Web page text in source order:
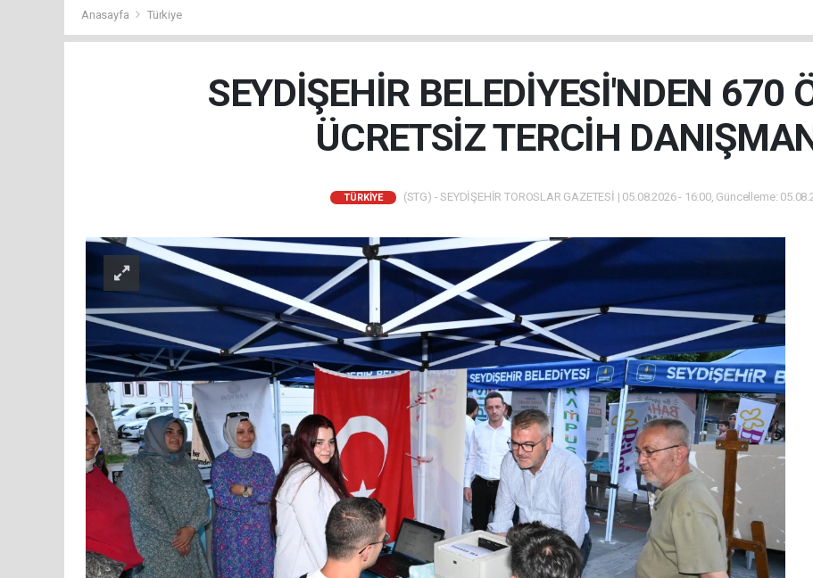
Anasayfa Türkiye
SEYDİŞEHİR BELEDİYESİ'NDEN 670
ÜCRETSİZ TERCİH
TÜRKIYE (STG) - SEYDİŞEHİR TOROSLAR GAZETESİ | 05.08.2026 - 16:00, Güncelleme: